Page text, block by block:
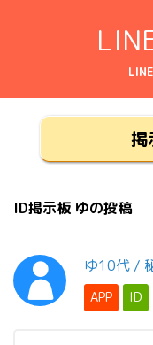
掲
ID掲示板 ゆの投稿
ゆ10代 /
APP ID